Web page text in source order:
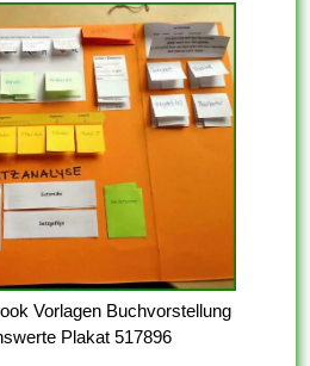
Vorlagen Buchvorstellung
Plakat 517896